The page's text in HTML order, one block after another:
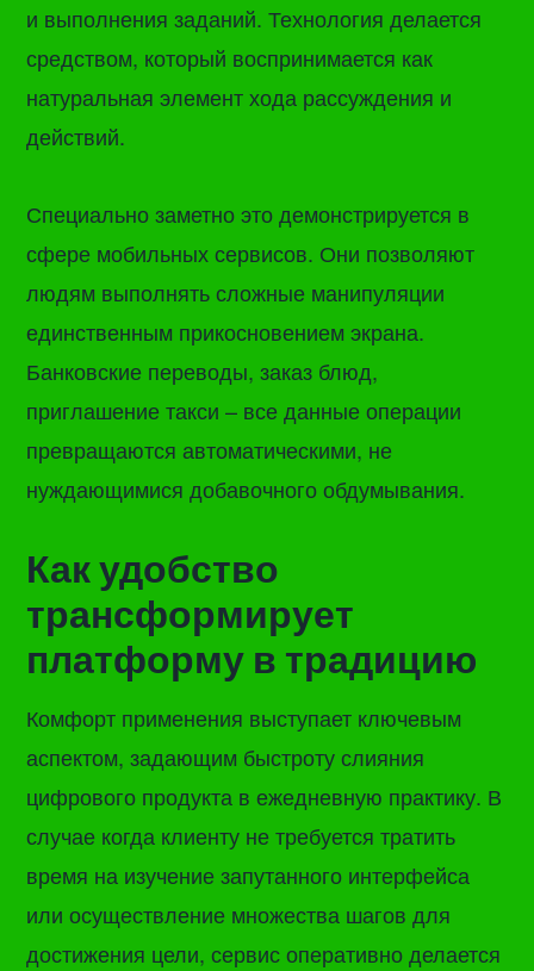
и выполнения заданий. Технология делается
средством, который воспринимается как
натуральная элемент хода рассуждения и
действий.
Специально заметно это демонстрируется в
сфере мобильных сервисов. Они позволяют
людям выполнять сложные манипуляции
единственным прикосновением экрана.
Банковские переводы, заказ блюд,
приглашение такси – все данные операции
превращаются автоматическими, не
нуждающимися добавочного обдумывания.
Как удобство
трансформирует
платформу в традицию
Комфорт применения выступает ключевым
аспектом, задающим быстроту слияния
цифрового продукта в ежедневную практику. В
случае когда клиенту не требуется тратить
время на изучение запутанного интерфейса
или осуществление множества шагов для
достижения цели, сервис оперативно делается